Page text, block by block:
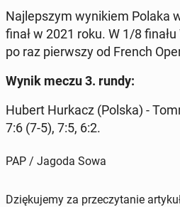
Naj­lep­szym wy­ni­kiem Polaka
fi­nał w 2021 roku. W 1/8
po raz pierw­szy od French
Wynik meczu 3. rundy:
Hubert Hurkacz (Polska) -
7:6 (7-5), 7:5, 6:2.
PAP / Jagoda Sowa
Dziękujemy za przeczytanie